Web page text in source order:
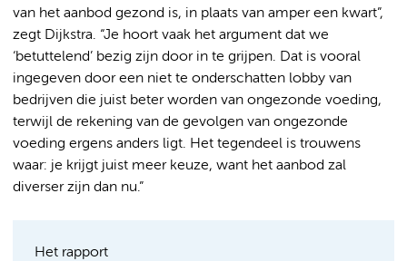
van het aanbod gezond is, in plaats van amper een kwart”,
zegt Dijkstra. “Je hoort vaak het argument dat we
‘betuttelend’ bezig zijn door in te grijpen. Dat is vooral
ingegeven door een niet te onderschatten lobby van
bedrijven die juist beter worden van ongezonde voeding,
terwijl de rekening van de gevolgen van ongezonde
voeding ergens anders ligt. Het tegendeel is trouwens
waar: je krijgt juist meer keuze, want het aanbod zal
diverser zijn dan nu.”
Het rapport